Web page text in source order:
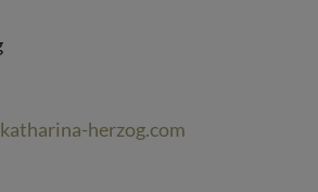
herzog.com